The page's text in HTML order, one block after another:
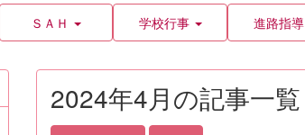
ＳＡＨ 学校行事 進路指導
2024年4月の記事一覧